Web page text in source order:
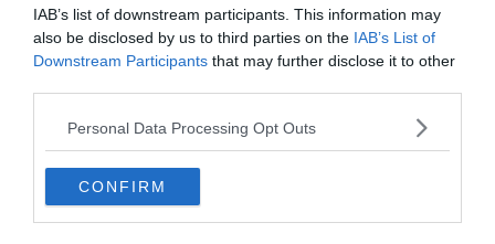
IAB’s list of downstream participants. This information may
also be disclosed by us to third parties on the IAB’s List of
Downstream Participants that may further disclose it to other
Personal Data Processing Opt Outs
CONFIRM
Continuons notre tour d’horizon des